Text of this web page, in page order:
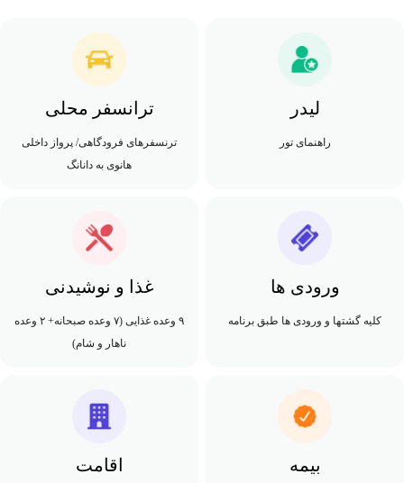
لیدر
راهنمای تور
ترانسفر محلی
ترنسفرهای فرودگاهی/ پرواز داخلی
هانوی به دانانگ
ورودی ها
کلیه گشتها و ورودی ها طبق برنامه
غذا و نوشیدنی
۹ وعده غذایی (۷ وعده صبحانه+ ۲ وعده
ناهار و شام)
بیمه اقامت